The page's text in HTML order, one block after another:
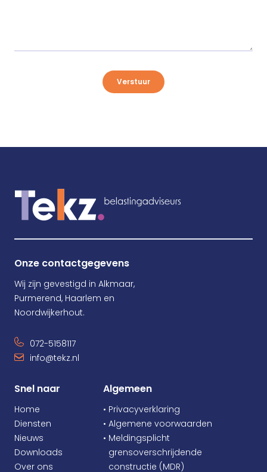
Verstuur
Onze contactgegevens
Wij zijn gevestigd in Alkmaar,
Purmerend, Haarlem en
Noordwijkerhout.
072-5158117
info@tekz.nl
Snel naar
Home
Diensten
Nieuws
Downloads
Over ons
Algemeen
• Privacyverklaring
• Algemene voorwaarden
• Meldingsplicht
grensoverschrijdende
constructie (MDR)